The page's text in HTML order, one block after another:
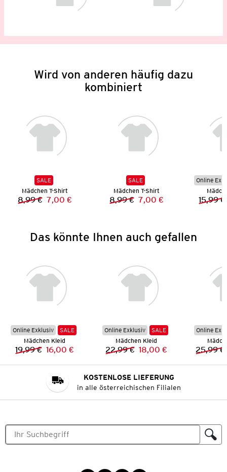
Wird von anderen häufig dazu
kombiniert
SALE
Mädchen T-Shirt
Vorheriger Preis:
8,99 € Neuer Preis:
7,00 €
SALE
Mädchen T-Shirt
Vorheriger Preis:
8,99 € Neuer Preis:
7,00 €
Online
15,99 €
Das könnte Ihnen auch gefallen
Online Exklusiv
SALE
Mädchen Kleid
Vorheriger Preis:
19,99 € Neuer Preis:
16,00 €
Online Exklusiv
SALE
Mädchen Kleid
Vorheriger Preis:
22,99 € Neuer Preis:
18,00 €
Online
25,99 €
KOSTENLOSE LIEFERUNG
in alle österreichischen Filialen